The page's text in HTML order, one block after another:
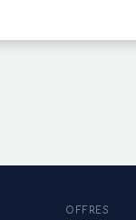
OFFRES